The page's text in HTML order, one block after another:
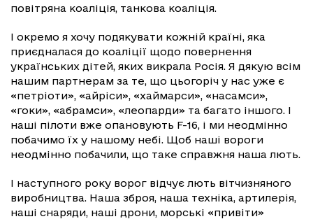
повітряна коаліція, танкова коаліція.
І окремо я хочу подякувати кожній країні, яка
приєдналася до коаліції щодо повернення
українських дітей, яких викрала Росія. Я дякую всім
нашим партнерам за те, що цьогоріч у нас уже є
«петріоти», «айріси», «хаймарси», «насамси»,
«гоки», «абрамси», «леопарди» та багато іншого. І
наші пілоти вже опановують F-16, і ми неодмінно
побачимо їх у нашому небі. Щоб наші вороги
неодмінно побачили, що таке справжня наша лють.
І наступного року ворог відчує лють вітчизняного
виробництва. Наша зброя, наша техніка, артилерія,
наші снаряди, наші дрони, морські «привіти»